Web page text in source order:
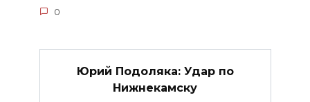
0
Юрий Подоляка: Удар по
Нижнекамску